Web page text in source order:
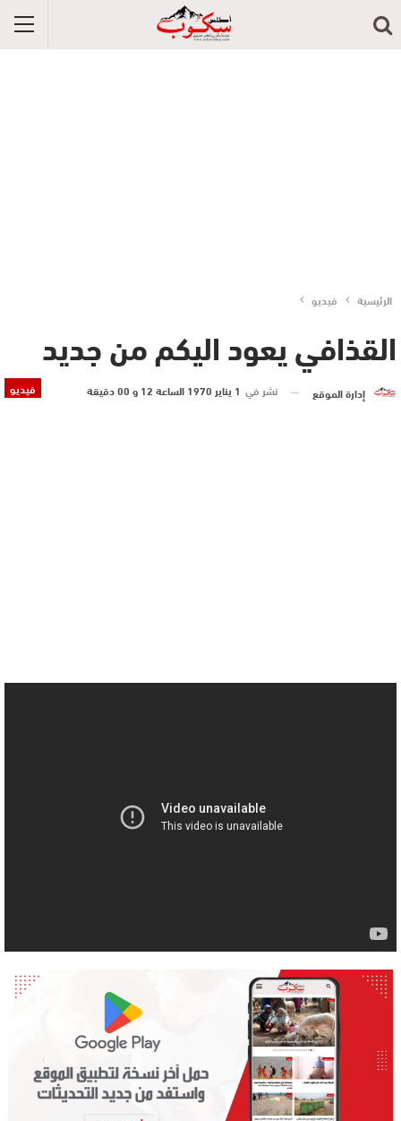
الرئيسية فيديو
القذافي يعود اليكم من جديد
فيديو إدارة الموقع نشر في 1 يناير 1970 الساعة 12 و 00 دقيقة